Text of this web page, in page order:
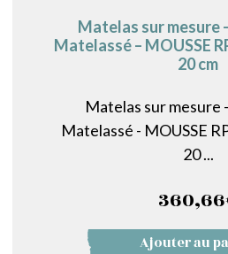
Matelas sur mesure
Matelassé – MOUSSE
20 cm
Matelas sur mesure
Matelassé - MOUSSE
20 ...
360,66
Ajouter au